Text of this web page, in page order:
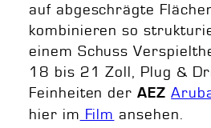
auf abgeschrägte
kombinieren so
einem Schuss
18 bis 21 Zoll, Plug &
Feinheiten derAEZ
hier im Film ansehen.